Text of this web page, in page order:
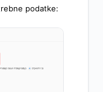
podatke: